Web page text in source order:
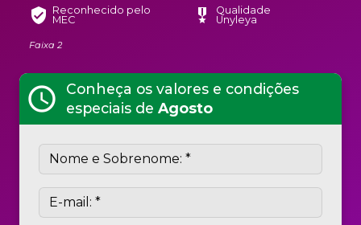
Convênioskeyboard_arrow_down
UnyVantagens
personÁrea do Aluno schoolQuero ser Aluno
verified_user Reconhecido pelo
MEC
military_tech
Qualidade
Unyleya
Faixa 2
schedule
Conheça os valores e condições
especiais de Agosto